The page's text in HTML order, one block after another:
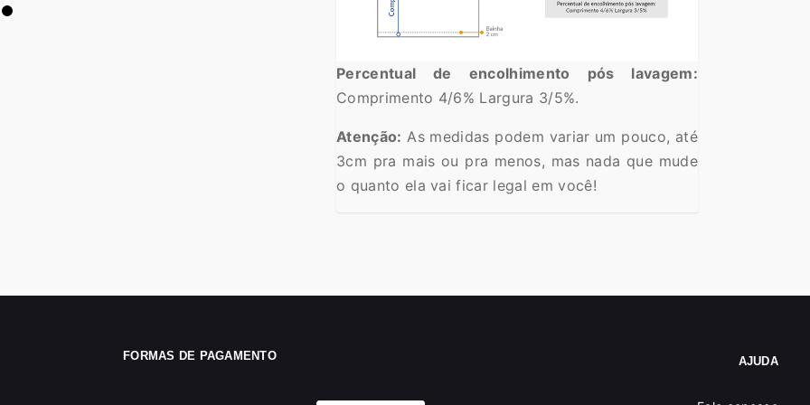
Percentual de encolhimento pós lavagem:
Comprimento 4/6% Largura 3/5%.
Atenção: As medidas podem variar um pouco, até
3cm pra mais ou pra menos, mas nada que mude
o quanto ela vai ficar legal em você!
FORMAS DE PAGAMENTO AJUDA